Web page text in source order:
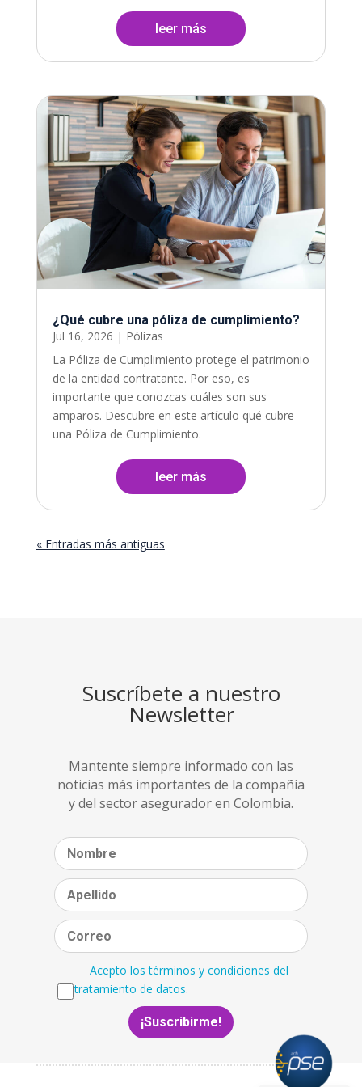
leer más
¿Qué cubre una póliza de cumplimiento?
Jul 16, 2026 | Pólizas
La Póliza de Cumplimiento protege el patrimonio
de la entidad contratante. Por eso, es
importante que conozcas cuáles son sus
amparos. Descubre en este artículo qué cubre
una Póliza de Cumplimiento.
leer más
« Entradas más antiguas
Suscríbete a nuestro
Newsletter
Mantente siempre informado con las
noticias más importantes de la compañía
y del sector asegurador en Colombia.
Acepto los términos y condiciones del
tratamiento de datos.